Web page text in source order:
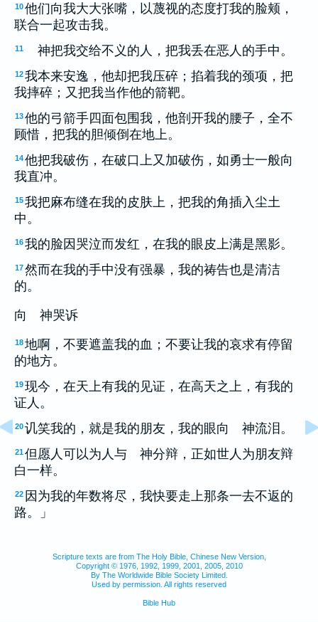
10他们向我大大张嘴，以蔑视的态度打我的脸颊，
联合一起攻击我。
11 神把我交给不义的人，把我丢在恶人的手中。
12我本来安逸，他却把我压碎；掐着我的颈项，把
我摔碎；又把我当作他的箭靶。
13他的弓箭手四面包围我，他剖开我的腰子，全不
顾惜，把我的胆倾倒在地上。
14他把我破伤，在破口上又加破伤，如勇士一般向
我直冲。
15我把麻布缝在我的皮肤上，把我的角插入尘土
中。
16我的脸因哭泣而发红，在我的眼皮上满是黑影。
17然而在我的手中没有强暴，我的祷告也是清洁
的。
向 神哭诉
18地啊，不要遮盖我的血；不要让我的哀求有停留
的地方。
19现今，在天上有我的见证，在高天之上，有我的
证人。
20讥笑我的，就是我的朋友，我的眼向 神流泪。
21但愿人可以为人与 神分辩，正如世人为朋友辩
白一样。
22 因为我的年数将尽，我快要走上那条一去不返的
路。」
Scripture texts are from The Holy Bible, Chinese New Version,
Copyright © 1976, 1992, 1999, 2001, 2005, 2010
By The Worldwide Bible Society Limited.
Used by permission. All rights reserved
Bible Hub